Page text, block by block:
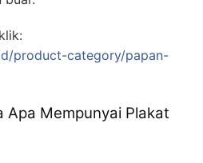
product-category/papan-
Apa Mempunyai Plakat